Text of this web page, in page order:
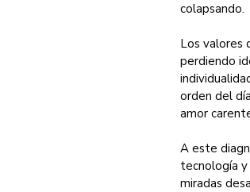
colapsando.
Los valores
perdiendo
orden del
amor
A este
tecnología y
miradas